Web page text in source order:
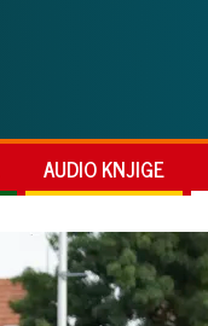
AUDIO KNJIGE